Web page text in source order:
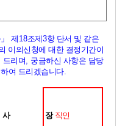
」 제 18조제3항 단서 및 같은
이의신청에 대한 결정기간이
드리며, 궁금하신 사항은 담당
여 드리겠습니다.
장 직인